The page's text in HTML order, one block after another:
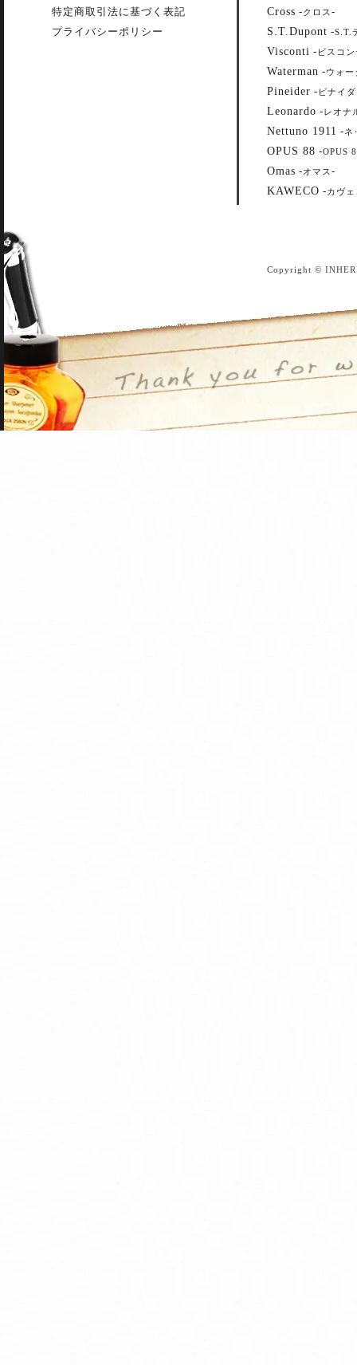
特定商取引法に基づく表記
プライバシーポリシー
Cross -クロス -
S.T.Dupont -S.T.
Visconti - ビスコ
Waterman -ウォー
Pineider - ピナイ
Leonardo -レオナ
Nettuno 1911 -ネ
OPUS 88 -OPUS
Omas -オマス -
KAWECO -カヴェ
Copyright ©